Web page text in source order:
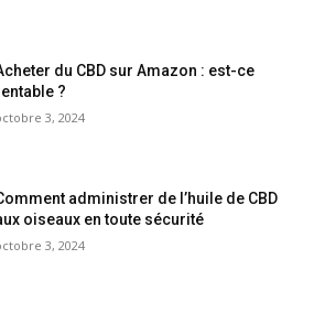
du CBD sur Amazon : est-ce
?
3, 2024
administrer de l’huile de CBD
oiseaux en toute sécurité
3, 2024